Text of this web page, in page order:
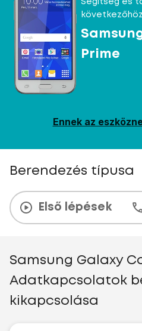
Segítség és
következőhöz
Prime
Ennek az
Berendezés típusa
Első lépések
Samsung Galaxy
Adatkapcsolatok
kikapcsolása